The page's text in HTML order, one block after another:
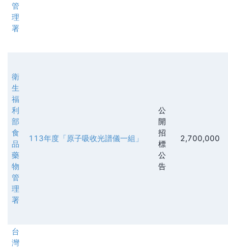
管
理
署
衛
生
福
利
部
食
品
藥
物
管
理
署
113年度「原子吸收光譜儀一組」
公
開
招
標
公
告
2,700,000
台
灣